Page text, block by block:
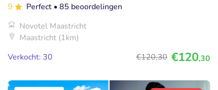
9 Perfect • 85 beoordelingen
Novotel Maastricht
Maastricht (1km)
Verkocht: 30
€120,30 €120,30